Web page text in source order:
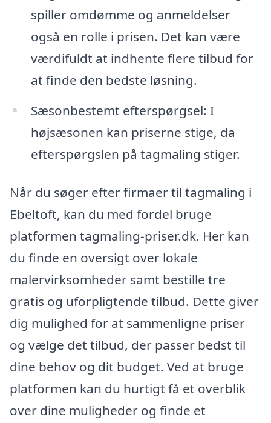
spiller omdømme og anmeldelser
også en rolle i prisen. Det kan være
værdifuldt at indhente flere tilbud for
at finde den bedste løsning.
Sæsonbestemt efterspørgsel: I
højsæsonen kan priserne stige, da
efterspørgslen på tagmaling stiger.
Når du søger efter firmaer til tagmaling i
Ebeltoft, kan du med fordel bruge
platformen tagmaling-priser.dk. Her kan
du finde en oversigt over lokale
malervirksomheder samt bestille tre
gratis og uforpligtende tilbud. Dette giver
dig mulighed for at sammenligne priser
og vælge det tilbud, der passer bedst til
dine behov og dit budget. Ved at bruge
platformen kan du hurtigt få et overblik
over dine muligheder og finde et